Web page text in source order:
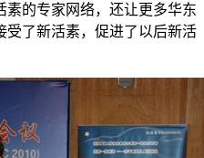
的专家网络，还让更多华东
受了新活素，促进了以后新活